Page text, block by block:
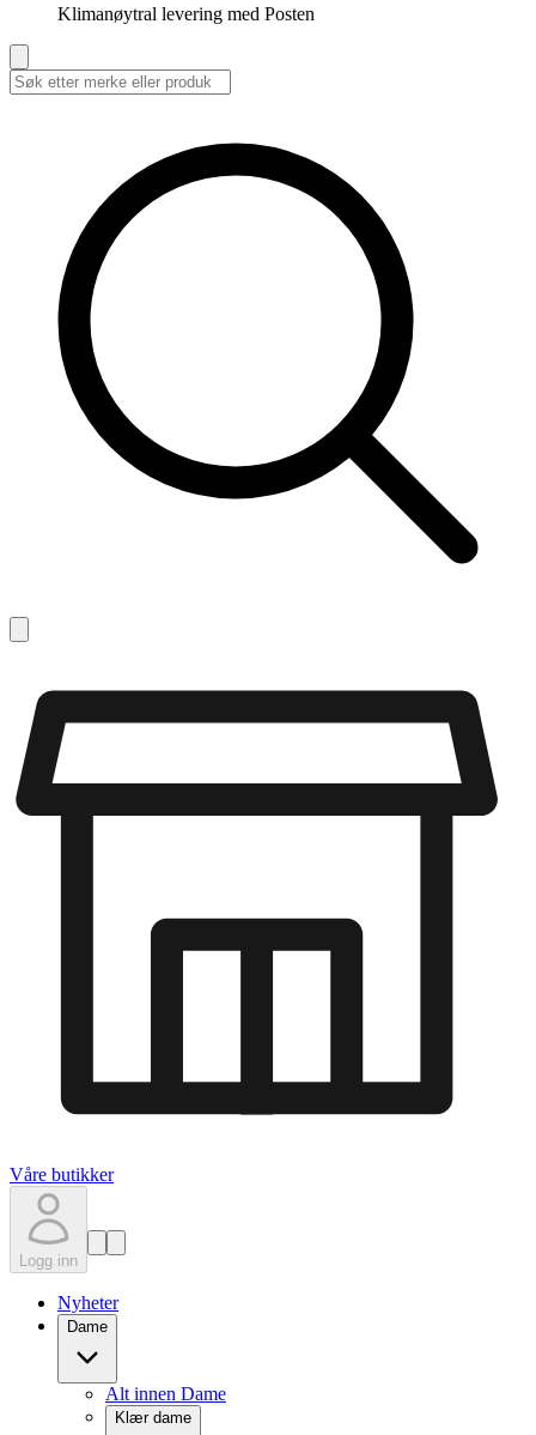
Klimanøytral levering med Posten
Våre butikker
Logg inn
Nyheter
Dame
Alt innen Dame
Klær dame